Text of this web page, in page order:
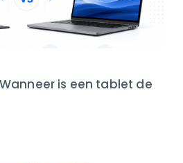
is een tablet de